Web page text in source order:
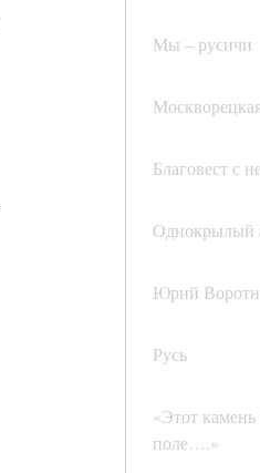
Мы – русичи
Благовест с
Однокрылый
Юрий
Русь
«Этот камень
поле….»